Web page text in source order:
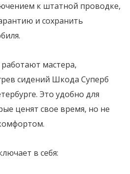
к штатной проводке,
и сохранить
мастера,
сидений Шкода Суперб
Это удобно для
ценят свое время, но не
в себя: